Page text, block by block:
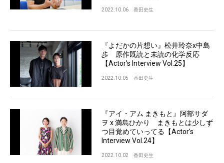
2022.10.06 香田史生
『よだかの片想い』松井玲奈x中島
歩 原作既読と未読の化学反応
【Actor’s Interview Vol.25】
2022.10.05 香田史生
『アイ・アム まきもと』阿部サダ
ヲ x 満島ひかり まきもとは少しず
つ目覚めていってる【Actor’s
Interview Vol.24】
2022.10.02 香田史生